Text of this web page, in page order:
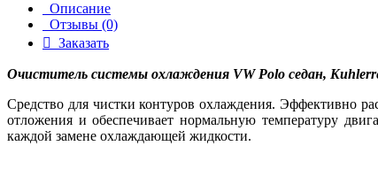
Описание
Отзывы (0)
Заказать
Очиститель системы охлаждения VW Polo седан,
Средство для чистки контуров охлаждения. Эффективно
отложения и обеспечивает нормальную температуру
каждой замене охлаждающей жидкости.